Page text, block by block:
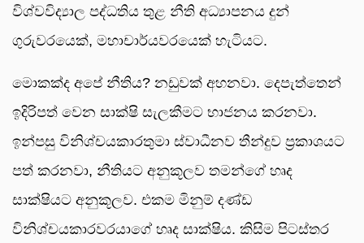
විශ්වවිද්‍යාල පද්ධතිය තුළ නීති අධ්‍යාපනය දුන්
ගුරුවරයෙක්, මහාචාර්යවරයෙක් හැටියට.
මොකක්ද අපේ නීතිය? නඩුවක් අහනවා. දෙපැත්තෙන්
ඉදිරිපත් වෙන සාක්ෂි සැලකීමට භාජනය කරනවා.
ඉන්පසු විනිශ්චයකාරතුමා ස්වාධීනව තීන්දුව ප්‍රකාශයට
පත් කරනවා, නීතියට අනුකූලව තමන්ගේ හෘද
සාක්ෂියට අනුකූලව. එකම මිනුම් දණ්ඩ
විනිශ්චයකාරවරයාගේ හෘද සාක්ෂිය. කිසිම පිටස්තර